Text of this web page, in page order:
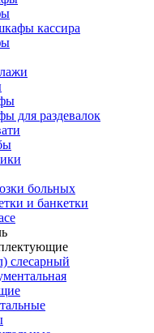
кассира
для раздевалок
больных
и банкетки
слесарный